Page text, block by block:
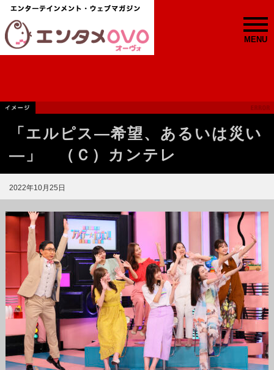
MENU
「エルピス—希望、あるいは災い
—」 （Ｃ）カンテレ
2022年10月25日